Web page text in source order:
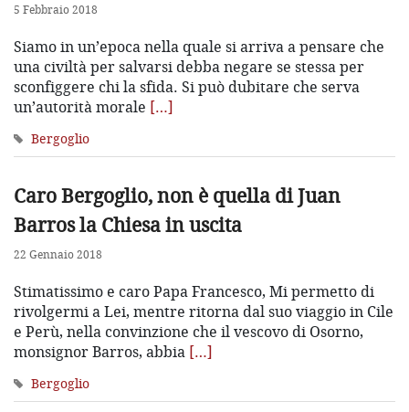
5 Febbraio 2018
Siamo in un’epoca nella quale si arriva a pensare che
una civiltà per salvarsi debba negare se stessa per
sconfiggere chi la sfida. Si può dubitare che serva
un’autorità morale […]
Bergoglio
Caro Bergoglio, non è quella di Juan
Barros la Chiesa in uscita
22 Gennaio 2018
Stimatissimo e caro Papa Francesco, Mi permetto di
rivolgermi a Lei, mentre ritorna dal suo viaggio in Cile
e Perù, nella convinzione che il vescovo di Osorno,
monsignor Barros, abbia […]
Bergoglio